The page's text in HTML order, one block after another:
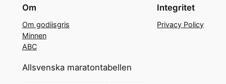
Om
Om godiisgris
Minnen
ABC
Integritet
Privacy Policy
Allsvenska maratontabellen